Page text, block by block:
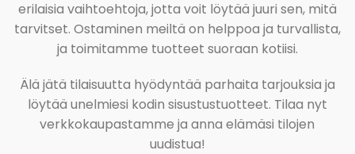
erilaisia vaihtoehtoja, jotta voit löytää juuri sen, mitä
tarvitset. Ostaminen meiltä on helppoa ja turvallista,
ja toimitamme tuotteet suoraan kotiisi.
Älä jätä tilaisuutta hyödyntää parhaita tarjouksia ja
löytää unelmiesi kodin sisustustuotteet. Tilaa nyt
verkkokaupastamme ja anna elämäsi tilojen
uudistua!